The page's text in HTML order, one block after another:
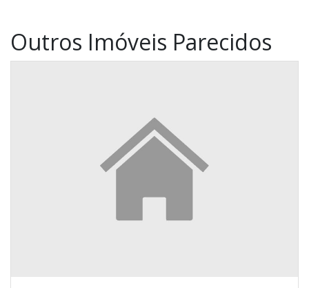
Outros Imóveis Parecidos